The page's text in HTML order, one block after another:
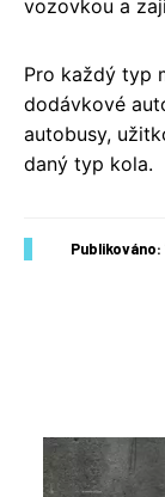
vozovkou a
Pro každý typ
dodávkové
autobusy,
daný typ kola.